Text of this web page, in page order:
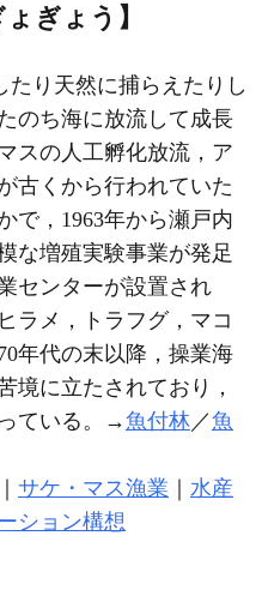
ぎょう】
たり天然に捕らえたりし
のち海に放流して成長
スの人工孵化放流，ア
古くから行われていた
で，1963年から瀬戸内
な増殖実験事業が発足
センターが設置され
ラメ，トラフグ，マコ
年代の末以降，操業海
境に立たされており，
ている。→魚付林 ／魚
サケ・マス漁業
水産
ション構想